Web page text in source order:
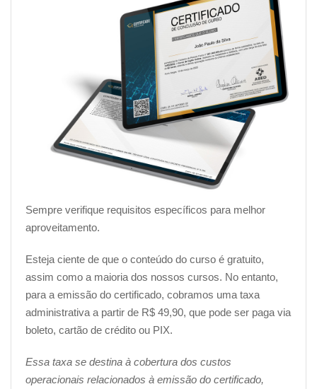
Quanto tempo dura um curso
Planejamento de Cardápios?
O nosso Curso de Planejamento de Cardápios online foi
planejado para ter uma duração de 05 horas-aula. Mas
olha que bacana, como nossa plataforma é digital,
pode fazer o curso no seu ritmo, a qualquer hora e
em qualquer lugar. Só precisa estar conectado à
Como obter o certificado de conclusão
do curso?
Para obter o seu certificado, é bastante simples!Basta
realizar o curso por completo e obter uma nota igual
ou superior a 6.0 na avaliação final. Uma vez que
você tenha alcançado esse resultado, você poderá
Sempre verifique requisitos específicos para melhor
aproveitamento.
Esteja ciente de que o conteúdo do curso é gratuito,
assim como a maioria dos nossos cursos. No entanto,
para a emissão do certificado, cobramos uma taxa
administrativa a partir de R$ 49,90, que pode ser paga via
boleto, cartão de crédito ou PIX.
Essa taxa se destina à cobertura dos custos
operacionais relacionados à emissão do certificado,